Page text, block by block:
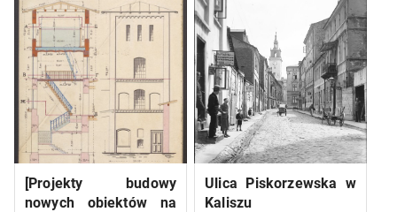
[Projekty budowy
nowych obiektów na
Ulica Piskorzewska w
Kaliszu